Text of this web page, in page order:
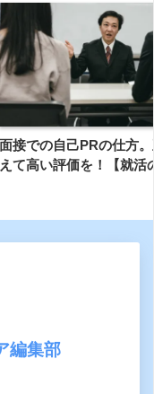
面接での自己PRの仕方
えて高い評価を！【就活
編集部